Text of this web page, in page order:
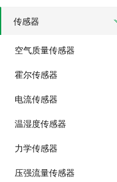
传感器
空气质量传感器
霍尔传感器
电流传感器
温湿度传感器
力学传感器
压强流量传感器